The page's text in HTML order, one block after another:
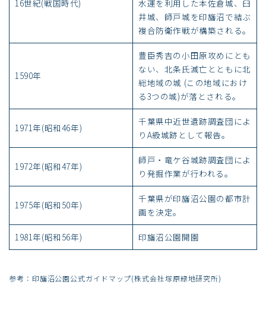
16世紀(戦国時代)
水運を利用した本佐倉城、臼
井城、師戸城を印旛沼で結ぶ
複合防衛作戦が構築される。
1590年
豊臣秀吉の小田原攻めにとも
ない、北条氏滅亡とともに北
総地域の城 (この地域におけ
る3つの城)が落とされる。
1971年(昭和46年)
千葉県中近世遺跡調査団によ
りA級城跡として報告。
1972年(昭和47年)
師戸・竜ケ谷城跡調査団によ
り発掘作業が行われる。
1975年(昭和50年)
千葉県が印旛沼公園の都市計
画を決定。
1981年(昭和56年) 印旛沼公園開園
参考：印旛沼公園公式ガイドマップ(株式会社塚原緑地研究所)